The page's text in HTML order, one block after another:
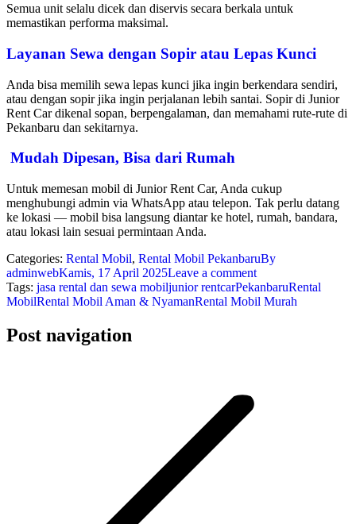
Semua unit selalu dicek dan diservis secara berkala untuk
memastikan performa maksimal.
Layanan Sewa dengan Sopir atau Lepas Kunci
Anda bisa memilih sewa lepas kunci jika ingin berkendara sendiri,
atau dengan sopir jika ingin perjalanan lebih santai. Sopir di Junior
Rent Car dikenal sopan, berpengalaman, dan memahami rute-rute di
Pekanbaru dan sekitarnya.
Mudah Dipesan, Bisa dari Rumah
Untuk memesan mobil di Junior Rent Car, Anda cukup
menghubungi admin via WhatsApp atau telepon. Tak perlu datang
ke lokasi — mobil bisa langsung diantar ke hotel, rumah, bandara,
atau lokasi lain sesuai permintaan Anda.
Categories: Rental Mobil, Rental Mobil PekanbaruBy
adminwebKamis, 17 April 2025Leave a comment
Tags: jasa rental dan sewa mobiljunior rentcarPekanbaruRental
MobilRental Mobil Aman & NyamanRental Mobil Murah
Post navigation